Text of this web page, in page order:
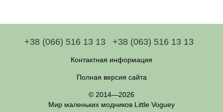
+38 (066) 516 13 13 +38 (063) 516 13 13
Контактная информация
Полная версия сайта
© 2014—2026
Мир маленьких модников Little Voguey